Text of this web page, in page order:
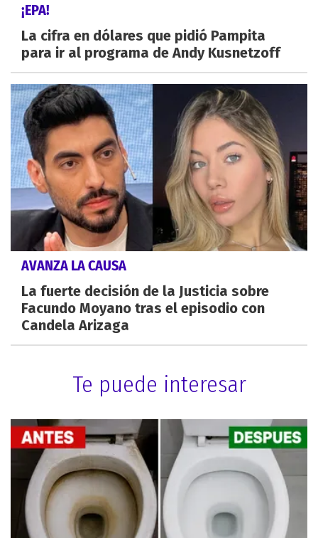
¡EPA!
La cifra en dólares que pidió Pampita
para ir al programa de Andy Kusnetzoff
AVANZA LA CAUSA
La fuerte decisión de la Justicia sobre
Facundo Moyano tras el episodio con
Candela Arizaga
Te puede interesar